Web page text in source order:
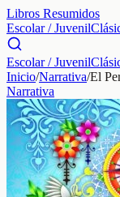
Libros Resumidos
Escolar / Juvenil
Escolar / Juvenil
Inicio/Narrativa/El
Narrativa